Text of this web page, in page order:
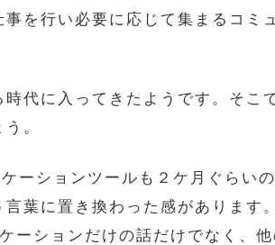
を行い必要に応じて集まるコミ
代に入ってきたようです。そこ
。
ーションツールも２ケ月ぐらい
葉に置き換わった感があります
ーションだけの話だけでなく、